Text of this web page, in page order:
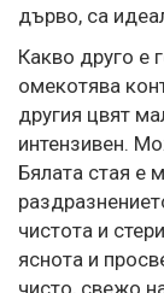
дърво, са
Какво друго е
омекотява
другия цвят
интензивен.
Бялата стая е
чистота и
яснота и
чисто, свежо